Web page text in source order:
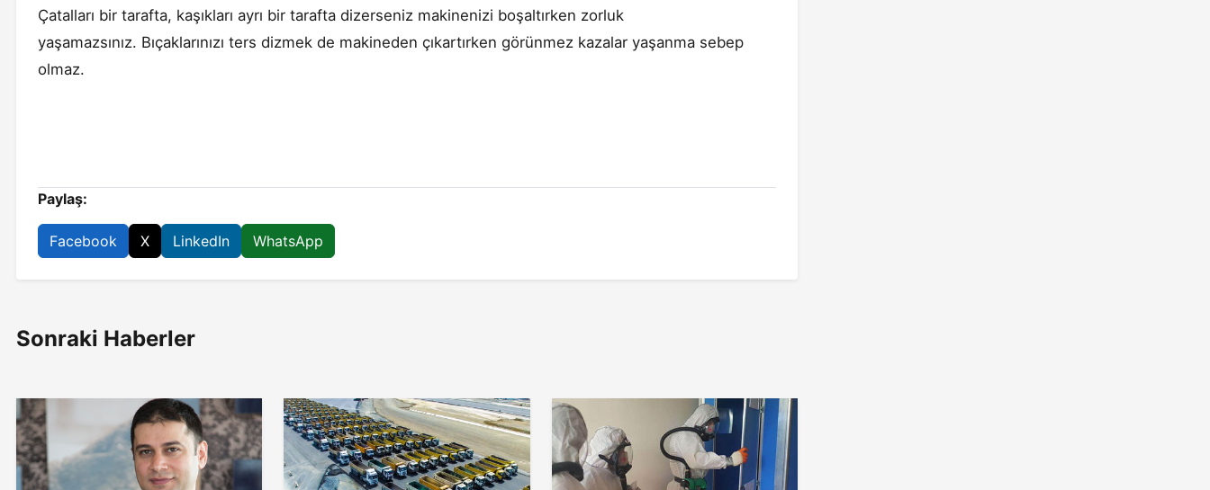
Çatalları bir tarafta, kaşıkları ayrı bir tarafta dizerseniz makinenizi boşaltırken zorluk
yaşamazsınız. Bıçaklarınızı ters dizmek de makineden çıkartırken görünmez kazalar yaşanma sebep
olmaz.
Paylaş:
Facebook X LinkedIn WhatsApp
Sonraki Haberler